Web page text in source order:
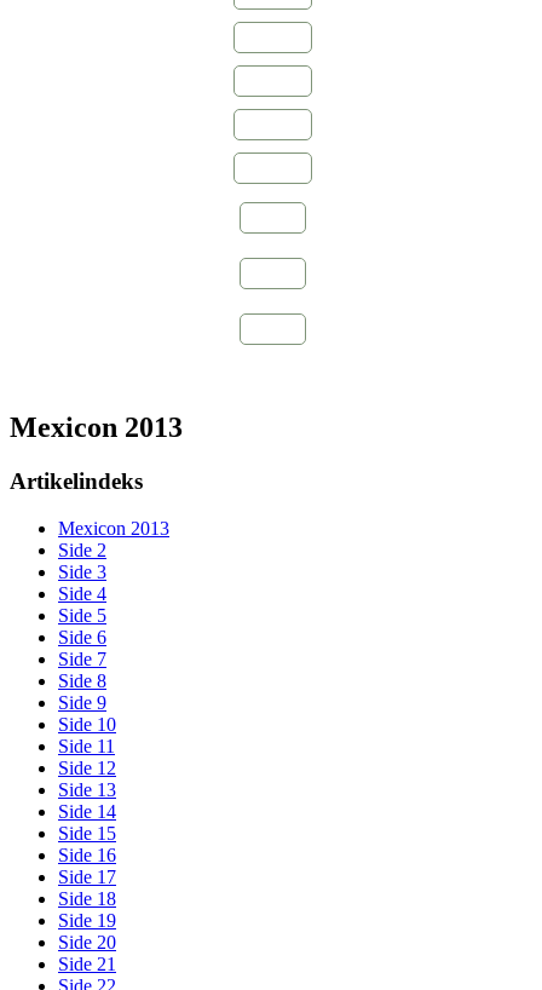
Mexicon 2013
Artikelindeks
Mexicon 2013
Side 2
Side 3
Side 4
Side 5
Side 6
Side 7
Side 8
Side 9
Side 10
Side 11
Side 12
Side 13
Side 14
Side 15
Side 16
Side 17
Side 18
Side 19
Side 20
Side 21
Side 22